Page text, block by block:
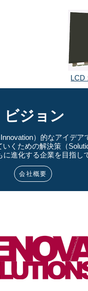
LCD
​ビジョン
）的なアイデア
くための解決策（
進化する企業を目指し
会社概要